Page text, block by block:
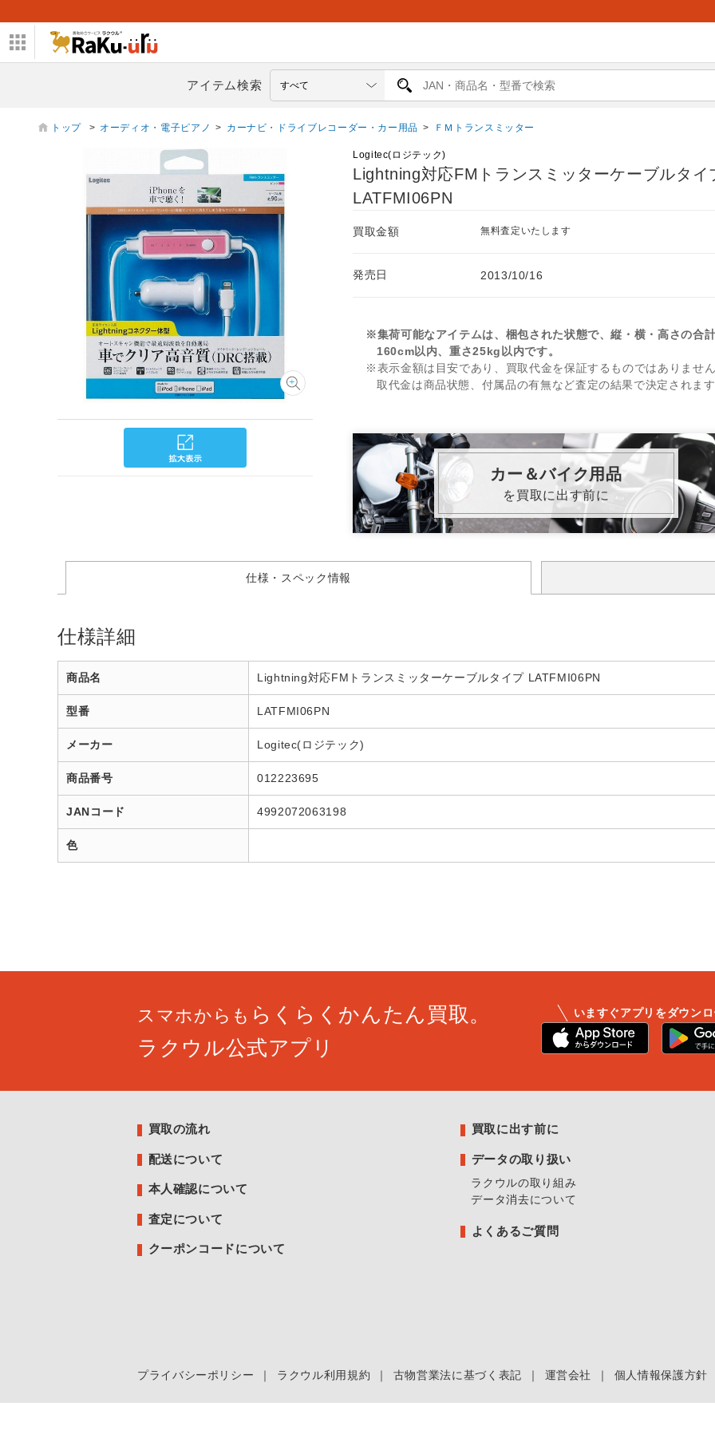
アイテム検索
トップ > オーディオ・電子ピアノ > カーナビ・ドライブレコーダー・カー用品 > ＦＭトランスミッター
Logitec(ロジテック)
Lightning対応FMトランスミッターケーブルタイ
LATFMI06PN
買取金額 無料査定いたします
発売日 2013/10/16
※集荷可能なアイテムは、梱包された状態で、縦・横・高さの合
160cm以内、重さ25kg以内です。
※表示金額は目安であり、買取代金を保証するものではありませ
取代金は商品状態、付属品の有無など査定の結果で決定されま
カー＆バイク用品
を買取に出す前に
仕様・スペック情報
仕様詳細
商品名 Lightning対応FMトランスミッターケーブルタイプ LATFMI06PN
型番 LATFMI06PN
メーカー Logitec(ロジテック)
商品番号 012223695
JANコード 4992072063198
色
スマホからも らくらくかんたん買取。
ラクウル公式アプリ
いますぐアプリをダウン
買取の流れ
配送について
本人確認について
査定について
クーポンコードについて
買取に出す前に
データの取り扱い
ラクウルの取り組み
データ消去について
よくあるご質問
プライバシーポリシー ｜ ラクウル利用規約 ｜ 古物営業法に基づく表記 ｜ 運営会社 ｜ 個人情報保護方針